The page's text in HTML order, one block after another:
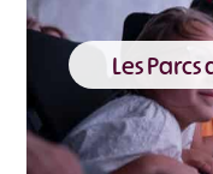
Les